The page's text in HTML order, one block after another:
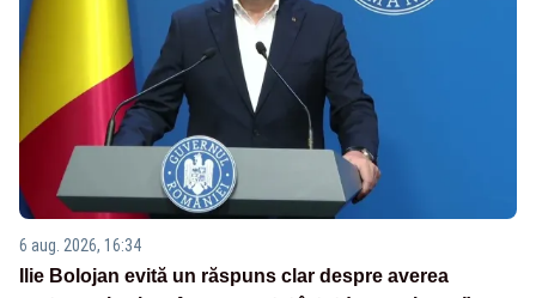
6 aug. 2026, 16:34
Ilie Bolojan evită un răspuns clar despre averea